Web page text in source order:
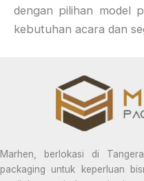
dengan pilihan model
kebutuhan acara dan
Marhen, berlokasi di
packaging untuk keperluan